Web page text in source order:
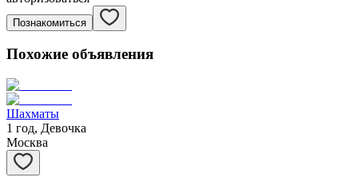
Познакомиться
Похожие объявления
Шахматы
1 год, Девочка
Москва